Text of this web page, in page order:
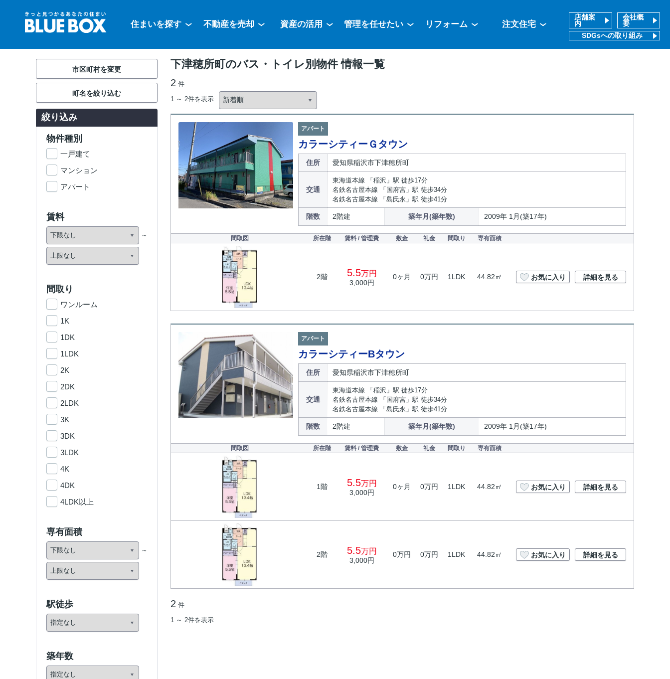
住まいを探す 不動産を売却 資産の活用 管理を任せたい リフォーム 注文住宅
店舗案
内
会社概
要
SDGsへの取り組み
下津穂所町のバス・トイレ別物件 情報一覧
2 件
1 ～ 2件を表示
アパート
カラーシティーＧタウン
住所 愛知県稲沢市下津穂所町
交通
東海道本線 「稲沢」駅 徒歩17分
名鉄名古屋本線 「国府宮」駅 徒歩34分
名鉄名古屋本線 「島氏永」駅 徒歩41分
階数 2階建 築年月(築年数) 2009年 1月(築17年)
間取図 所在階 賃料 / 管理費 敷金 礼金 間取り 専有面積
2階 5.5万円
3,000円
0ヶ月 0万円 1LDK 44.82㎡ お気に入り 詳細を見る
アパート
カラーシティーBタウン
住所 愛知県稲沢市下津穂所町
交通
東海道本線 「稲沢」駅 徒歩17分
名鉄名古屋本線 「国府宮」駅 徒歩34分
名鉄名古屋本線 「島氏永」駅 徒歩41分
階数 2階建 築年月(築年数) 2009年 1月(築17年)
間取図 所在階 賃料 / 管理費 敷金 礼金 間取り 専有面積
1階 5.5万円
3,000円
0ヶ月 0万円 1LDK 44.82㎡ お気に入り 詳細を見る
2階 5.5万円
3,000円
0万円 0万円 1LDK 44.82㎡ お気に入り 詳細を見る
2 件
1 ～ 2件を表示
市区町村を変更
町名を絞り込む
絞り込み
物件種別
一戸建て
マンション
アパート
賃料
間取り
ワンルーム
1K
1DK
1LDK
2K
2DK
2LDK
3K
3DK
3LDK
4K
4DK
4LDK以上
専有面積
駅徒歩
築年数